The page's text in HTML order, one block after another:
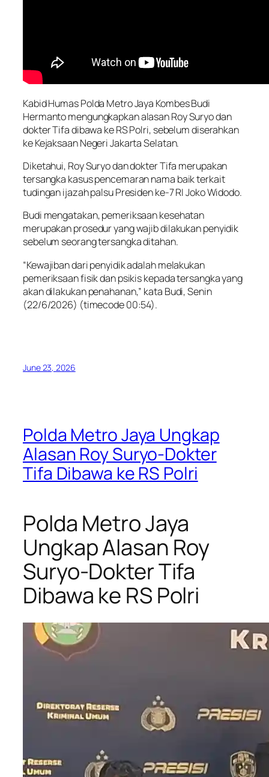
Kabid Humas Polda Metro Jaya Kombes Budi
Hermanto mengungkapkan alasan Roy Suryo dan
dokter Tifa dibawa ke RS Polri, sebelum diserahkan
ke Kejaksaan Negeri Jakarta Selatan.
Diketahui, Roy Suryo dan dokter Tifa merupakan
tersangka kasus pencemaran nama baik terkait
tudingan ijazah palsu Presiden ke-7 RI Joko Widodo.
Budi mengatakan, pemeriksaan kesehatan
merupakan prosedur yang wajib dilakukan penyidik
sebelum seorang tersangka ditahan.
“Kewajiban dari penyidik adalah melakukan
pemeriksaan fisik dan psikis kepada tersangka yang
akan dilakukan penahanan,” kata Budi, Senin
(22/6/2026) (timecode 00:54).
June 23, 2026
Polda Metro Jaya Ungkap
Alasan Roy Suryo-Dokter
Tifa Dibawa ke RS Polri
Polda Metro Jaya
Ungkap Alasan Roy
Suryo-Dokter Tifa
Dibawa ke RS Polri